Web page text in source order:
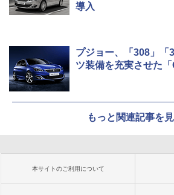
導入
プジョー、「308」「
ツ装備を充実させた「
もっと関連記事を
本サイトのご利用について